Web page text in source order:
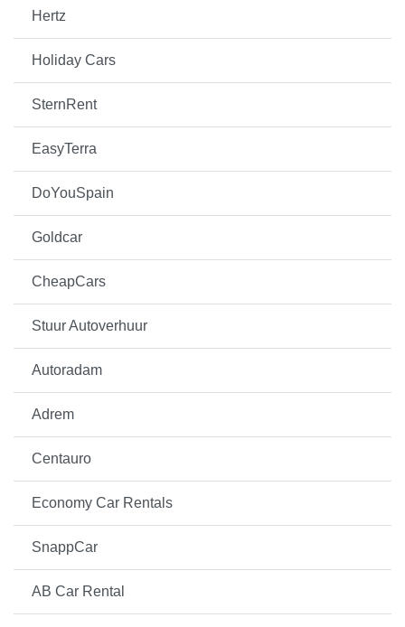
Hertz
Holiday Cars
SternRent
EasyTerra
DoYouSpain
Goldcar
CheapCars
Stuur Autoverhuur
Autoradam
Adrem
Centauro
Economy Car Rentals
SnappCar
AB Car Rental